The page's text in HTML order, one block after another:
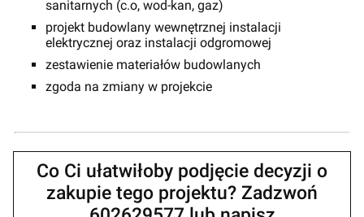
sanitarnych (c.o, wod-kan, gaz)
projekt budowlany wewnętrznej instalacji
elektrycznej oraz instalacji odgromowej
zestawienie materiałów budowlanych
zgoda na zmiany w projekcie
Co Ci ułatwiłoby podjęcie decyzji o
zakupie tego projektu? Zadzwoń